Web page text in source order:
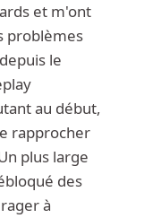
et m'ont
problèmes
le
au début,
rapprocher
plus large
des
à